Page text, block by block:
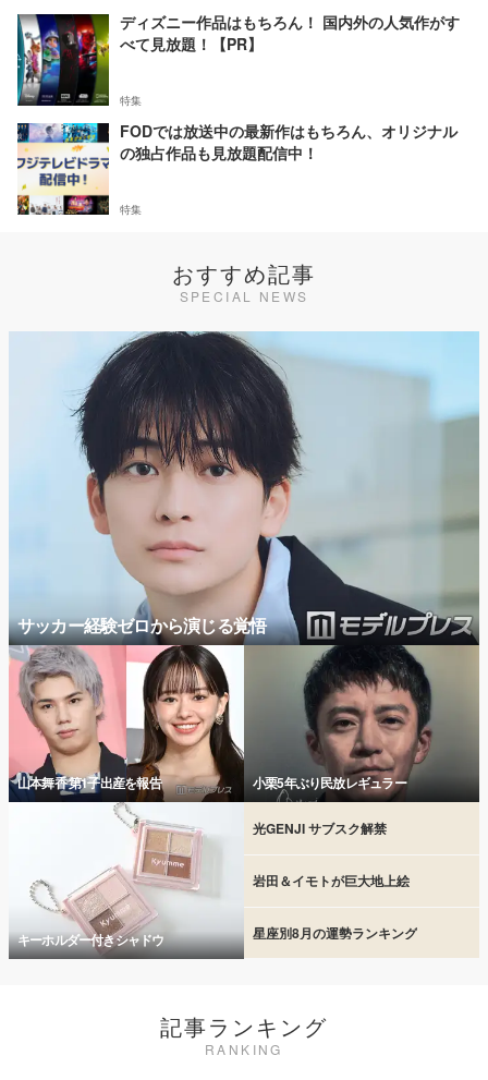
ディズニー作品はもちろん！ 国内外の人気作がす
べて見放題！【PR】
特集
FODでは放送中の最新作はもちろん、オリジナル
の独占作品も見放題配信中！
特集
おすすめ記事
SPECIAL NEWS
サッカー経験ゼロから演じる覚悟
山本舞香 第1子出産を報告 小栗5年ぶり民放レギュラー
キーホルダー付きシャドウ
光GENJI サブスク解禁
岩田＆イモトが巨大地上絵
星座別8月の運勢ランキング
記事ランキング
RANKING